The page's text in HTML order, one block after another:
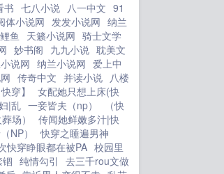
书 七八小说 八一中文 91
体小说网 发发小说网 纳兰
鱼 天籁小说网 骑士文学
妙书阁 九九小说 耽美文
说网 纳兰小说网 爱上中
传奇中文 并读小说 八楼
穿】
女配她只想上床(快
|乱 一妾皆夫（np）
（快
场）
传闻她鲜嫩多汁|快
NP）
快穿之睡遍男神
快穿睁眼都在被PA 校园里
纯情勾引
去三千rou文做